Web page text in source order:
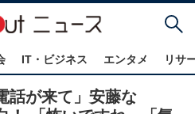
IT・ビジネス エンタメ リサ
話が来て」安藤な